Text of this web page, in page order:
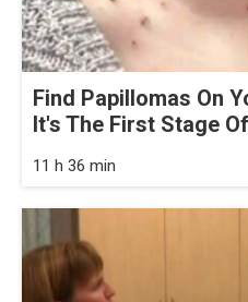
Find Papillomas On
It's The First Stage
11 h 36 min